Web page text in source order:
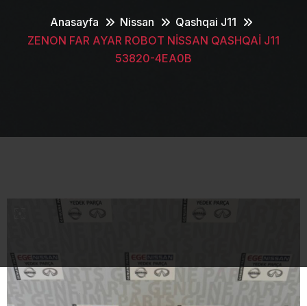
Anasayfa Nissan
Qashqai J11
ZENON FAR AYAR ROBOT NİSSAN QASHQAİ J11
53820-4EA0B